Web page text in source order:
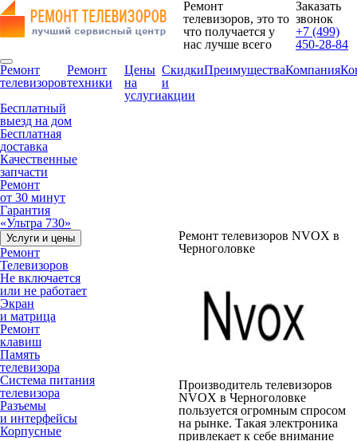
Ремонт
телевизоров, это то
что получается у
нас лучше всего
Заказать
звонок
+7 (499)
450-28-84
Ремонт
телевизоров
Ремонт
техники
Цены
на
услуги
Скидки
и
акции
ПреимуществаКомпания
Бесплатный
выезд на дом
Бесплатная
доставка
Качественные
запчасти
Ремонт
от 30 минут
Гарантия
«Ультра 730»
Услуги и цены
Ремонт
Телевизоров
Не включается
или не работает
Экран
и матрица
Ремонт
клавиш
Память
телевизора
Система питания
телевизора
Разъемы
и интерфейсы
Корпусные
Ремонт телевизоров NVOX в
Черноголовке
Производитель телевизоров
NVOX в Черноголовке
пользуется огромным спросом
на рынке. Такая электроника
привлекает к себе внимание